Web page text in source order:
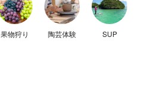
果物狩り 陶芸体験 SUP